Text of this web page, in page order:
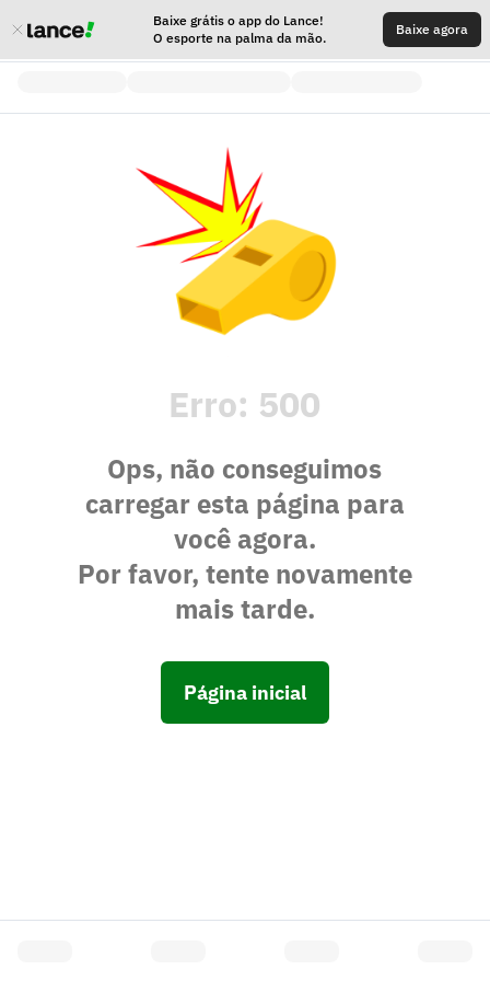
Baixe grátis o app do Lance!
O esporte na palma da mão.
Baixe agora
Erro: 500
Ops, não conseguimos
carregar esta página para
você agora.
Por favor, tente novamente
mais tarde.
Página inicial